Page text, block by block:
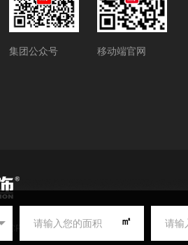
集团公众号 移动端官网
粤ICP备13022898号
㎡